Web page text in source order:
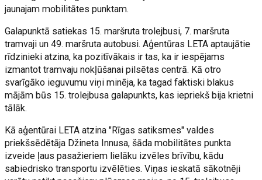
jaunajam mobilitātes punktam.
Galapunktā satiekas 15. maršruta trolejbusi, 7. maršruta
tramvaji un 49. maršruta autobusi. Aģentūras LETA aptaujātie
rīdzinieki atzina, ka pozitīvākais ir tas, ka ir iespējams
izmantot tramvaju nokļūšanai pilsētas centrā. Kā otro
svarīgāko ieguvumu viņi minēja, ka tagad faktiski blakus
mājām būs 15. trolejbusa galapunkts, kas iepriekš bija krietni
tālāk.
Kā aģentūrai LETA atzina "Rīgas satiksmes" valdes
priekšsēdētāja Džineta Innusa, šāda mobilitātes punkta
izveide ļaus pasažieriem lielāku izvēles brīvību, kādu
sabiedrisko transportu izvēlēties. Viņas ieskatā sākotnēji